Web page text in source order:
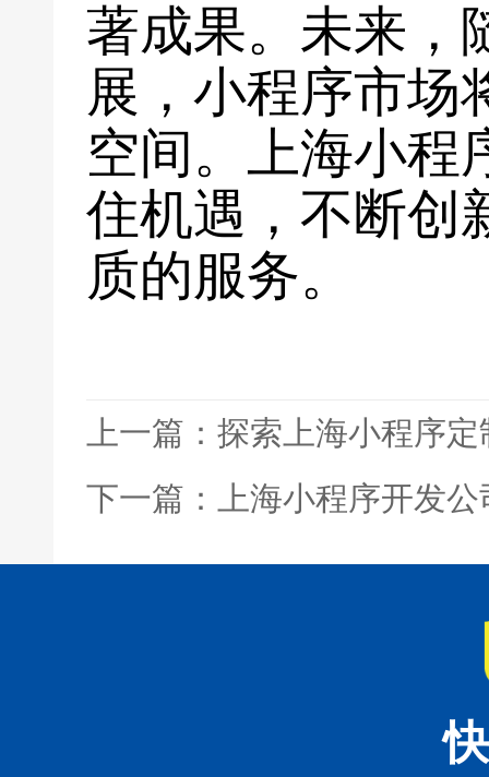
著成果。未来，
展，小程序市场
空间。上海小程
住机遇，不断创
质的服务。
上一篇：探索上海小程序
下一篇：上海小程序开发